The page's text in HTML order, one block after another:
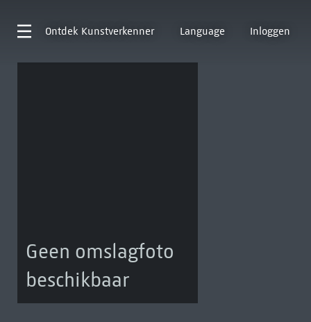
Ontdek Kunstverkenner Language Inloggen
Geen omslagfoto
beschikbaar